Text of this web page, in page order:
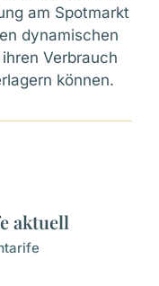
am Spotmarkt
dynamischen
Verbrauch
können.
aktuell